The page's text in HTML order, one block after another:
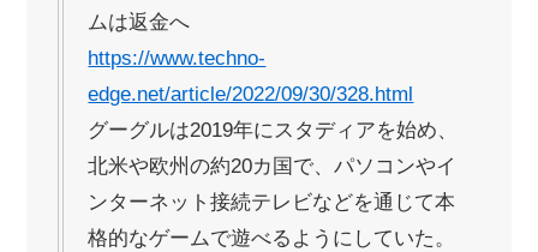
ムは返金へ
https://www.techno-
edge.net/article/2022/09/30/328.html
グーグルは2019年にスタディアを始め、
北米や欧州の約20カ国で、パソコンやイ
ンターネット接続テレビなどを通じて本
格的なゲームで遊べるようにしていた。